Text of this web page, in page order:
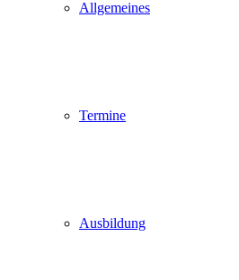
Allgemeines
Termine
Ausbildung